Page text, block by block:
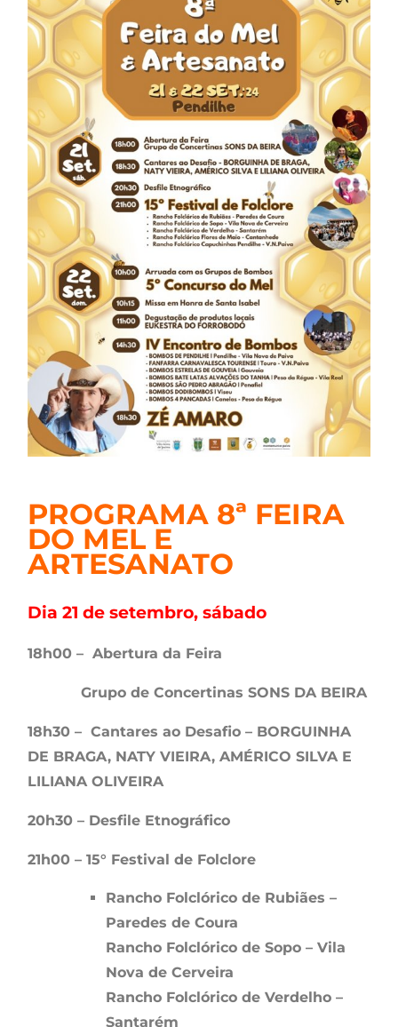
PROGRAMA 8ª FEIRA
DO MEL E
ARTESANATO
Dia 21 de setembro, sábado
18h00 – Abertura da Feira
Grupo de Concertinas SONS DA BEIRA
18h30 – Cantares ao Desafio – BORGUINHA
DE BRAGA, NATY VIEIRA, AMÉRICO SILVA E
LILIANA OLIVEIRA
20h30 – Desfile Etnográfico
21h00 – 15° Festival de Folclore
Rancho Folclórico de Rubiães –
Paredes de Coura
Rancho Folclórico de Sopo – Vila
Nova de Cerveira
Rancho Folclórico de Verdelho –
Santarém